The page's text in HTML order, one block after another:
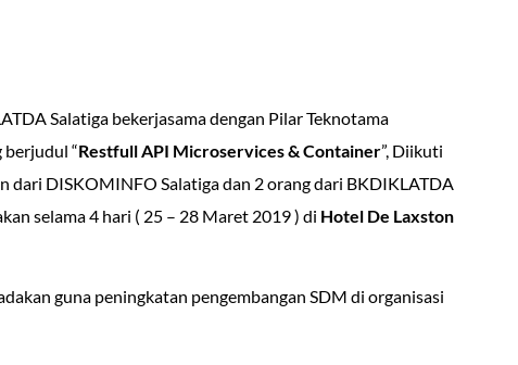
Salatiga bekerjasama dengan Pilar Teknotama
berjudul “Restfull API Microservices & Container”, Diikuti
dari DISKOMINFO Salatiga dan 2 orang dari BKDIKLATDA
selama 4 hari ( 25 – 28 Maret 2019 ) di Hotel De Laxston
guna peningkatan pengembangan SDM di organisasi